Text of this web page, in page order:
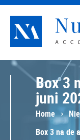
Nuijten
Box 3
juni
Home
Box 3 na de